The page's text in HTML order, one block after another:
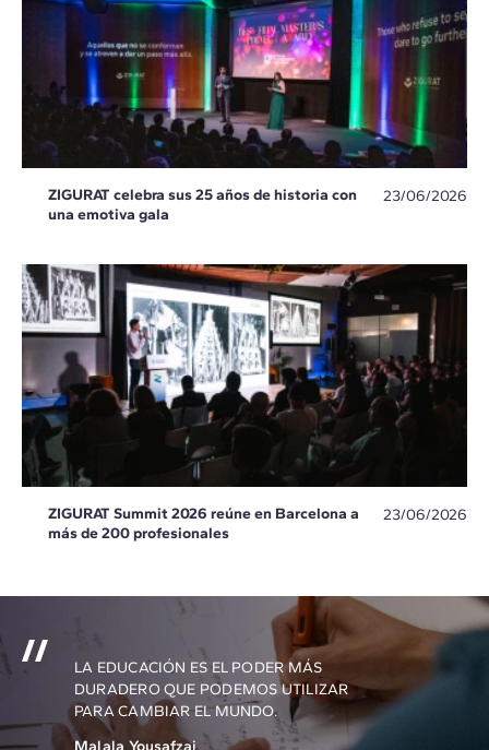
ZIGURAT celebra sus 25 años de historia con
una emotiva gala
23/06/2026
ZIGURAT Summit 2026 reúne en Barcelona a
más de 200 profesionales
23/06/2026
LA EDUCACIÓN ES EL PODER MÁS
DURADERO QUE PODEMOS UTILIZAR
PARA CAMBIAR EL MUNDO.
Malala Yousafzai